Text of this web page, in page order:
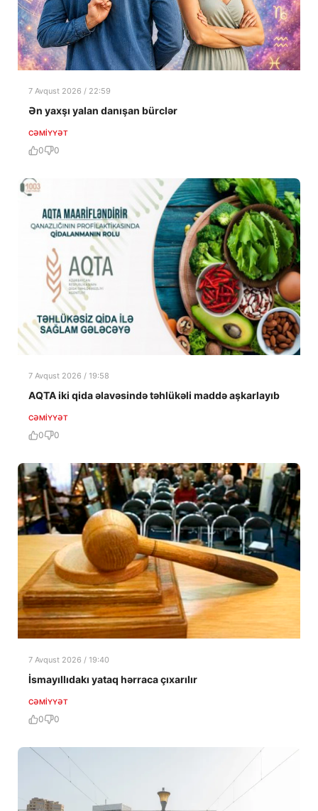
7 Avqust 2026 / 22:59
Ən yaxşı yalan danışan bürclər
CƏMIYYƏT
0 0
7 Avqust 2026 / 19:58
AQTA iki qida əlavəsində təhlükəli maddə aşkarlayıb
CƏMIYYƏT
0 0
7 Avqust 2026 / 19:40
İsmayıllıdakı yataq hərraca çıxarılır
CƏMIYYƏT
0 0